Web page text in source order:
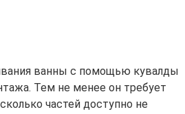
ванны с помощью кувалды
Тем не менее он требует
частей доступно не